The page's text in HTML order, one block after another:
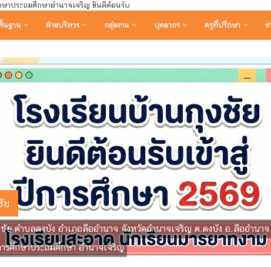
ษาประถมศึกษาอำนาจเจริญ ยินดีต้อนรับ
นฐาน ฝ่ายบริหาร กลุ่มงาน บุคลากร ครูที่ปรึกษา ข่
ย
ย ตำบลดงบัง อำเภอลืออำนาจ จังหวัดอำนาจเจริญ ต.ดงบัง อ.ลืออำนา
รศึกษาประถมศึกษา อำนาจเจริญ